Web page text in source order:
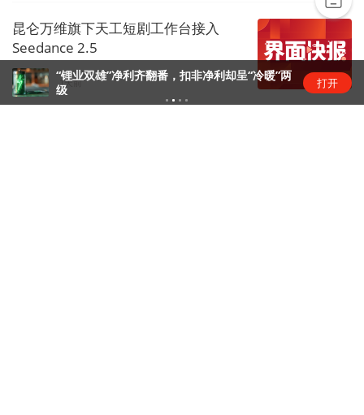
昆仑万维旗下天工短剧工作台接入
Seedance 2.5
商业快报 1天前
“锂业双雄”净利齐翻番，扣非净利却呈“冷暖”两
级
打开